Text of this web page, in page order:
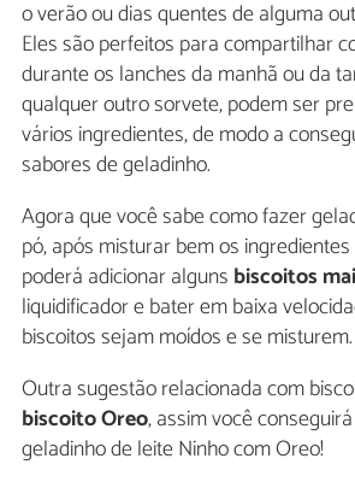
o verão ou dias quentes de alguma
Eles são perfeitos para compartilhar
durante os lanches da manhã ou da
qualquer outro sorvete, podem ser
vários ingredientes, de modo a
sabores de geladinho.
Agora que você sabe como fazer
pó, após misturar bem os
poderá adicionar alguns biscoitos
liquidificador e bater em baixa
biscoitos sejam moídos e se misturem.
Outra sugestão relacionada com
biscoito Oreo, assim você
geladinho de leite Ninho com Oreo!